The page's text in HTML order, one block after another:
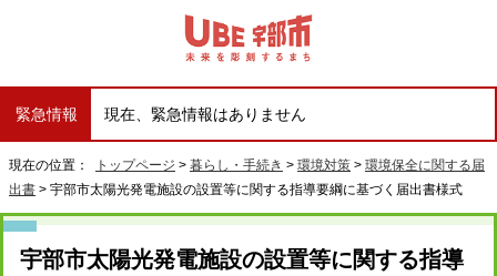
緊急情報 現在、緊急情報はありません
現在の位置： トップページ > 暮らし・手続き > 環境対策 > 環境保全に関する届
出書 > 宇部市太陽光発電施設の設置等に関する指導要綱に基づく届出書様式
宇部市太陽光発電施設の設置等に関する指導